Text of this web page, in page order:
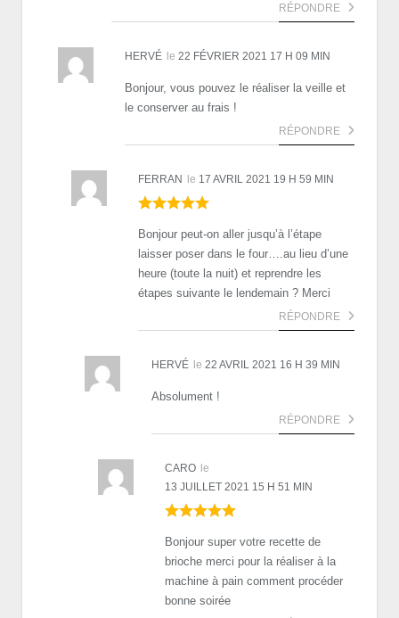
RÉPONDRE
HERVÉ le 22 FÉVRIER 2021 17 H 09 MIN
Bonjour, vous pouvez le réaliser la veille et
le conserver au frais !
RÉPONDRE
FERRAN le 17 AVRIL 2021 19 H 59 MIN
Bonjour peut-on aller jusqu’à l’étape
laisser poser dans le four….au lieu d’une
heure (toute la nuit) et reprendre les
étapes suivante le lendemain ? Merci
RÉPONDRE
HERVÉ le 22 AVRIL 2021 16 H 39 MIN
Absolument !
RÉPONDRE
CARO le
13 JUILLET 2021 15 H 51 MIN
Bonjour super votre recette de
brioche merci pour la réaliser à la
machine à pain comment procéder
bonne soirée